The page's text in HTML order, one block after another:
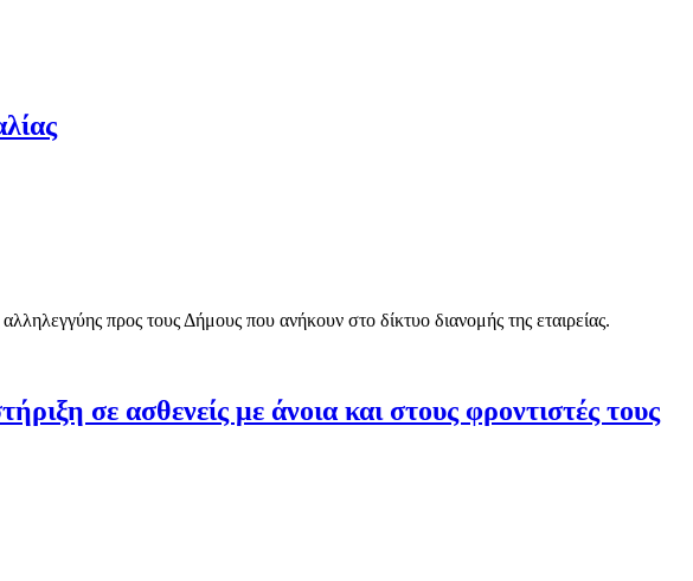
προς τους Δήμους που ανήκουν στο δίκτυο διανομής της εταιρείας.
σε ασθενείς με άνοια και στους φροντιστές τους